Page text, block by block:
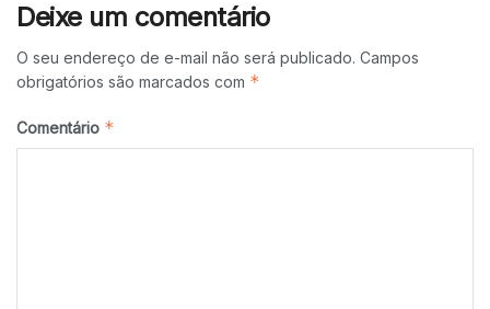
Deixe um comentário
O seu endereço de e-mail não será publicado. Campos
obrigatórios são marcados com *
Comentário *